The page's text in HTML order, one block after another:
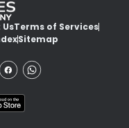
Terms of Services
Sitemap